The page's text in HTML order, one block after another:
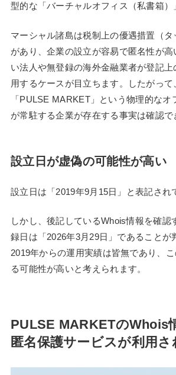
型的な「バーチャルオフィス（私書箱）
マーシャル諸島は税制上の優遇措置（タ
があり、企業の設立が容易で匿名性が高
い法人や無登録の海外金融業者が登記上
用するケースが目立ちます。したがって
「PULSE MARKET」という物理的なオ
が常駐する企業が存在する事実は確認で
設立日が虚偽の可能性が高い
設立日は「2019年9月15日」と表記され
しかし、後記しているWhois情報を確認
録日は「2026年3月29日」であることが
2019年からの運用実績は皆無であり、
る可能性が高いと考えられます。
PULSE MARKETのWhois
匿名保護サービスが利用さ